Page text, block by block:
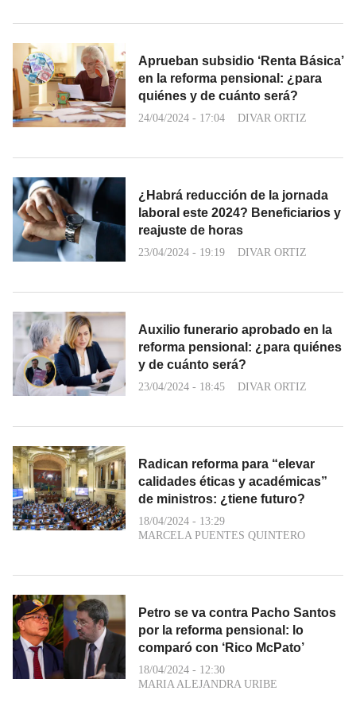
Aprueban subsidio ‘Renta Básica’
en la reforma pensional: ¿para
quiénes y de cuánto será?
24/04/2024 - 17:04 DIVAR ORTIZ
¿Habrá reducción de la jornada
laboral este 2024? Beneficiarios y
reajuste de horas
23/04/2024 - 19:19 DIVAR ORTIZ
Auxilio funerario aprobado en la
reforma pensional: ¿para quiénes
y de cuánto será?
23/04/2024 - 18:45 DIVAR ORTIZ
Radican reforma para “elevar
calidades éticas y académicas”
de ministros: ¿tiene futuro?
18/04/2024 - 13:29
MARCELA PUENTES QUINTERO
Petro se va contra Pacho Santos
por la reforma pensional: lo
comparó con ‘Rico McPato’
18/04/2024 - 12:30
MARIA ALEJANDRA URIBE